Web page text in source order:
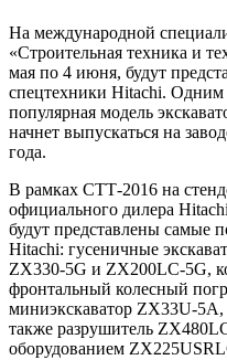
На международной
«Строительная техника и
мая по 4 июня, будут
спецтехники Hitachi. Одним
популярная модель
начнет выпускаться на
года.
В рамках СТТ-2016 на
официального дилера
будут представлены самые
Hitachi: гусеничные
ZX330-5G и ZX200LC-5G,
фронтальный колесный
миниэкскаватор ZX33U-
также разрушитель
оборудованием